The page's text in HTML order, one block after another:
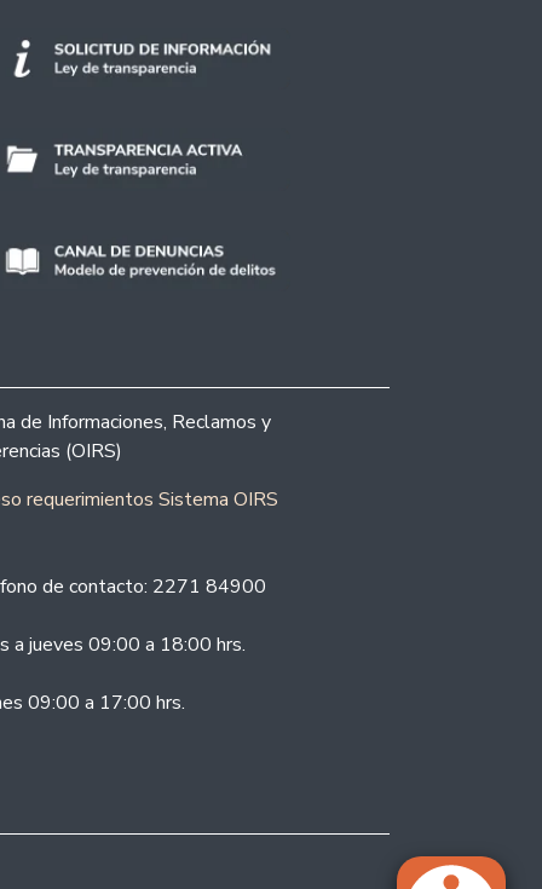
de Informaciones, Reclamos y
(OIRS)
requerimientos Sistema OIRS
de contacto: 2271 84900
a jueves 09:00 a 18:00 hrs.
09:00 a 17:00 hrs.